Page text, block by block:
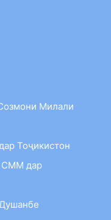
Милали
Тоҷикистон
СММ дар